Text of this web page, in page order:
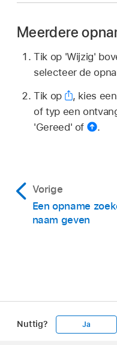
Meerdere
Tik op 'Wijzig'
selecteer de
Tik op
, kies
of typ een
'Gereed' of
.
Vorige
Een opname
naam geven
Nuttig? Ja